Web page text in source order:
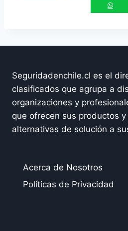
Seguridadenchile.cl es el
clasificados que agrupa a
organizaciones y
que ofrecen sus productos
alternativas de solución a
Acerca de Nosotros
Políticas de Privacidad